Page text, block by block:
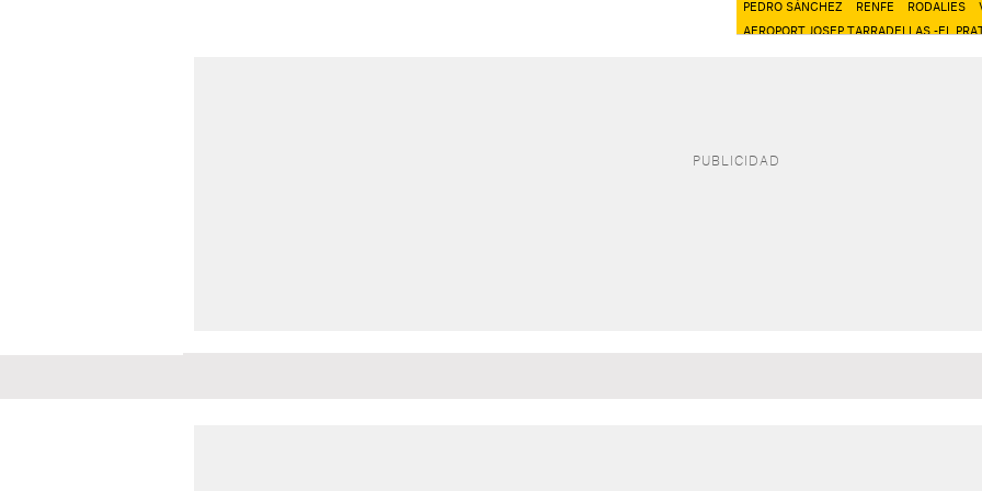
PEDRO SÁNCHEZ RENFE RODALIES
AEROPORT JOSEP TARRADELLAS -EL